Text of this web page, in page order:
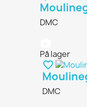
DMC
På lager
favorite_border
DMC